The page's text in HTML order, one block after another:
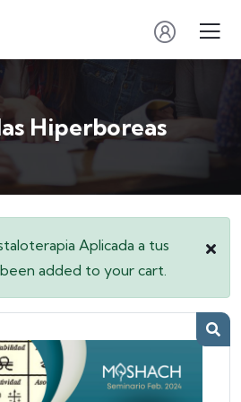
Hiperboreas
Aplicada a tus
been added to your cart.